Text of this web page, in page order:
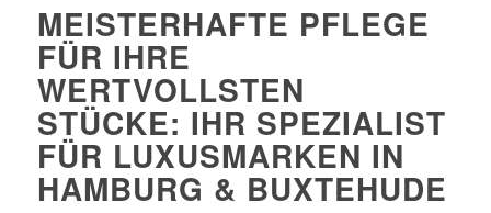
MEISTERHAFTE PFLEGE
FÜR IHRE
WERTVOLLSTEN
STÜCKE: IHR SPEZIALIST
FÜR LUXUSMARKEN IN
HAMBURG & BUXTEHUDE